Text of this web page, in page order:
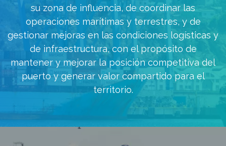
su zona de influencia, de coordinar las
operaciones marítimas y terrestres, y de
gestionar mejoras en las condiciones logísticas y
de infraestructura, con el propósito de
mantener y mejorar la posición competitiva del
puerto y generar valor compartido para el
territorio.